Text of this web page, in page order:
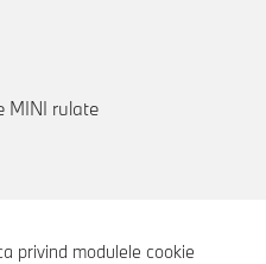
MINI rulate
privind modulele cookie